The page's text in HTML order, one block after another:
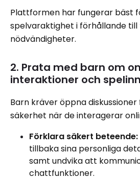
Plattformen har fungerar bäst
spelvaraktighet i förhållande till
nödvändigheter.
2. Prata med barn om
interaktioner och
Barn kräver öppna
säkerhet när de interagerar
Förklara säkert beteende:
tillbaka sina personliga
samt undvika att
chattfunktioner.